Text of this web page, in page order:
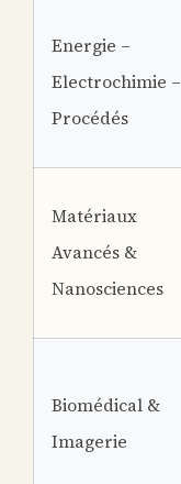
Energie –
Electrochimie –
Procédés
Matériaux
Avancés &
Nanosciences
Biomédical &
Imagerie